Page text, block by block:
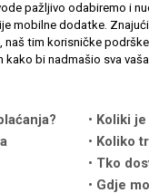
pažljivo odabiremo i
mobilne dodatke.
naš tim korisničke
bi nadmašio sva
Koliki
Koliko
Tko
Gdje